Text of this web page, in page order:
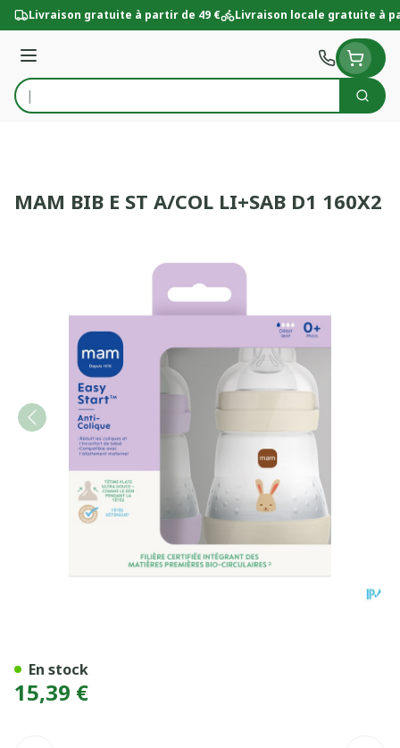
Aller au contenu
Livraison gratuite à partir de 49 € Livraison locale gratuite à
Menu
Rechercher
MAM BIB E ST A/COL LI+SAB D1 160X2
15,39 €
En stock